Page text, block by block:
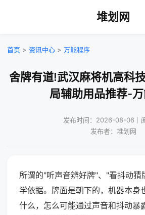
堆划网
首页 > 资讯中心 > 万能程序
舍牌有道!武汉麻将机高科
局辅助用品推荐-
发布时间：2026-08-06｜
发布者：堆划网
所谓的"听声音辨好牌"、"看抖动猜
学依据。牌面是朝下的，机器本身
什么，怎么可能通过声音和抖动暴